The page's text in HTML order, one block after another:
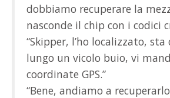
dobbiamo recuperare la
nasconde il chip con i codici
“Skipper, l’ho localizzato,
lungo un vicolo buio, vi
coordinate GPS.”
“Bene, andiamo a